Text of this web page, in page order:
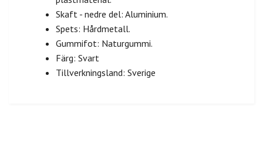
Skaft - nedre del: Aluminium.
Spets: Hårdmetall.
Gummifot: Naturgummi.
Färg: Svart
Tillverkningsland: Sverige